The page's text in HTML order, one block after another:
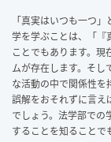
「真実はいつも一つ
学を学ぶことは、「『
ことでもあります。
ムが存在します。そし
な活動の中で関係性を
誤解をおそれずに言え
でしょう。法学部での
することを知ることで